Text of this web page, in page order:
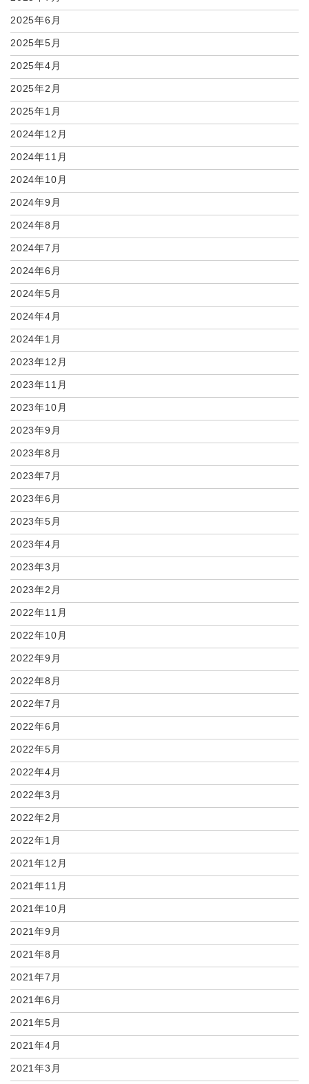
2025年6月
2025年5月
2025年4月
2025年2月
2025年1月
2024年12月
2024年11月
2024年10月
2024年9月
2024年8月
2024年7月
2024年6月
2024年5月
2024年4月
2024年1月
2023年12月
2023年11月
2023年10月
2023年9月
2023年8月
2023年7月
2023年6月
2023年5月
2023年4月
2023年3月
2023年2月
2022年11月
2022年10月
2022年9月
2022年8月
2022年7月
2022年6月
2022年5月
2022年4月
2022年3月
2022年2月
2022年1月
2021年12月
2021年11月
2021年10月
2021年9月
2021年8月
2021年7月
2021年6月
2021年5月
2021年4月
2021年3月